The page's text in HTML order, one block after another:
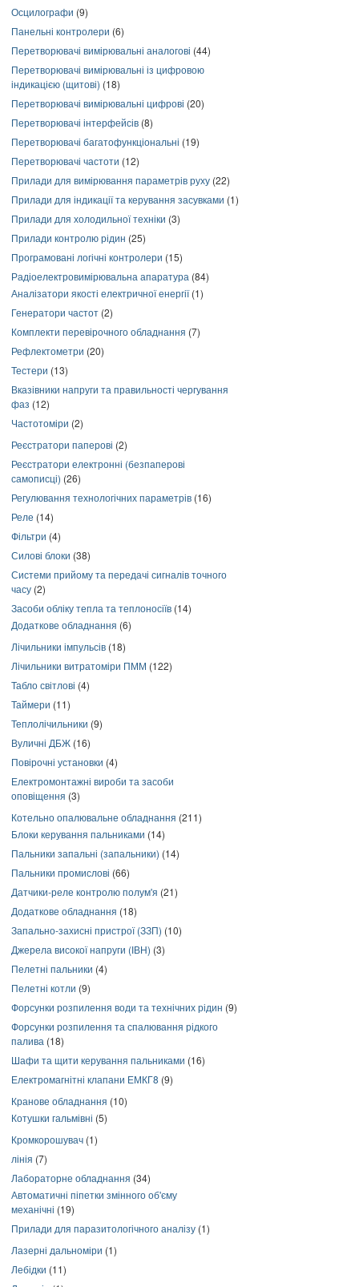
Осцилографи (9)
Панельні контролери (6)
Перетворювачі вимірювальні аналогові (44)
Перетворювачі вимірювальні із цифровою
індикацією (щитові) (18)
Перетворювачі вимірювальні цифрові (20)
Перетворювачі інтерфейсів (8)
Перетворювачі багатофункціональні (19)
Перетворювачі частоти (12)
Прилади для вимірювання параметрів руху (22)
Прилади для індикації та керування засувками (1)
Прилади для холодильної техніки (3)
Прилади контролю рідин (25)
Програмовані логічні контролери (15)
Радіоелектровимірювальна апаратура (84)
Аналізатори якості електричної енергії(1)
Генератори частот (2)
Комплекти перевірочного обладнання (7)
Рефлектометри (20)
Тестери (13)
Вказівники напруги та правильності чергування
фаз (12)
Частотоміри (2)
Реєстратори паперові (2)
Реєстратори електронні (безпаперові
самописці) (26)
Регулювання технологічних параметрів (16)
Реле (14)
Фільтри (4)
Силові блоки (38)
Системи прийому та передачі сигналів точного
часу (2)
Засоби обліку тепла та теплоносіїв (14)
Додаткове обладнання (6)
Лічильники імпульсів (18)
Лічильники витратоміри ПММ (122)
Табло світлові (4)
Таймери (11)
Теплолічильники (9)
Вуличні ДБЖ (16)
Повірочні установки (4)
Електромонтажні вироби та засоби
оповіщення (3)
Котельно опалювальне обладнання (211)
Блоки керування пальниками (14)
Пальники запальні (запальники) (14)
Пальники промислові (66)
Датчики-реле контролю полум'я (21)
Додаткове обладнання (18)
Запально-захисні пристрої (ЗЗП) (10)
Джерела високої напруги (ІВН) (3)
Пелетні пальники (4)
Пелетні котли (9)
Форсунки розпилення води та технічних рідин (9)
Форсунки розпилення та спалювання рідкого
палива (18)
Шафи та щити керування пальниками (16)
Електромагнітні клапани ЕМКГ8 (9)
Кранове обладнання (10)
Котушки гальмівні (5)
Кромкорошувач (1)
лінія (7)
Лабораторне обладнання (34)
Автоматичні піпетки змінного об'єму
механічні (19)
Прилади для паразитологічного аналізу (1)
Лазерні дальноміри (1)
Лебідки (11)